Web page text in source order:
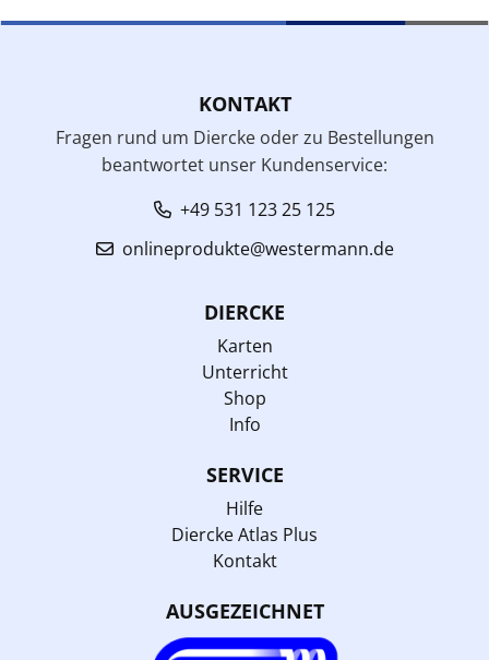
KONTAKT
Fragen rund um Diercke oder zu Bestellungen
beantwortet unser Kundenservice:
+49 531 123 25 125
onlineprodukte@westermann.de
DIERCKE
Karten
Unterricht
Shop
Info
SERVICE
Hilfe
Diercke Atlas Plus
Kontakt
AUSGEZEICHNET